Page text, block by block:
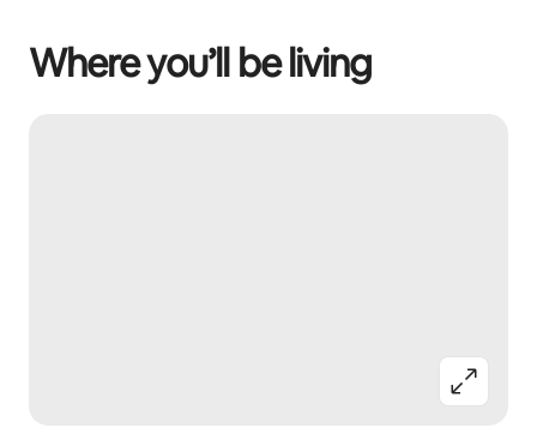
Where you’ll be living